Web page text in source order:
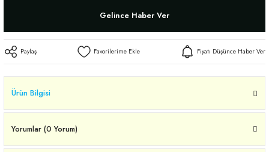
Gelince Haber Ver
Paylaş Fiyatı Düşünce Haber Ver
Ürün Bilgisi
Yorumlar (0 Yorum)